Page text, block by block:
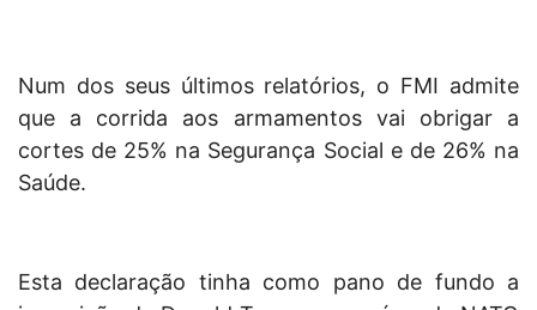
Num dos seus últimos relatórios, o FMI admite
que a corrida aos armamentos vai obrigar a
cortes de 25% na Segurança Social e de 26% na
Saúde.
Esta declaração tinha como pano de fundo a